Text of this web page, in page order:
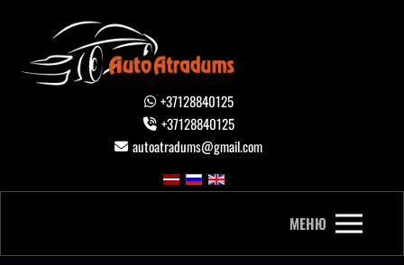
+37128840125
+37128840125
autoatradums@gmail.com
МЕНЮ